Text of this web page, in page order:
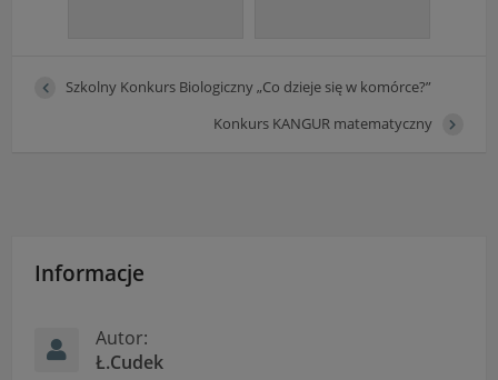
Szkolny Konkurs Biologiczny „Co dzieje się w komórce?”
Konkurs KANGUR matematyczny
Informacje
Autor:
Ł.Cudek